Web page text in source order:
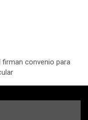
firman convenio para